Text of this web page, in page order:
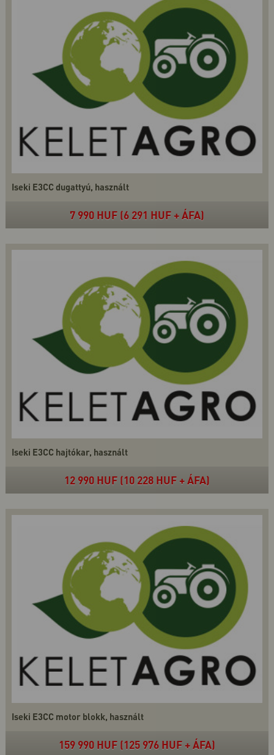
Iseki E3CC dugattyú, használt
7 990 HUF (6 291 HUF + ÁFA)
Iseki E3CC hajtókar, használt
12 990 HUF (10 228 HUF + ÁFA)
Iseki E3CC motor blokk, használt
159 990 HUF (125 976 HUF + ÁFA)